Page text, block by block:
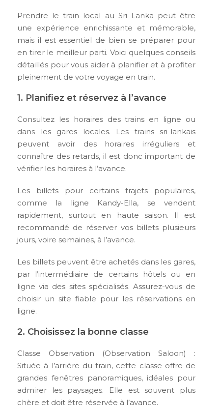
Prendre le train local au Sri Lanka peut être
une expérience enrichissante et mémorable,
mais il est essentiel de bien se préparer pour
en tirer le meilleur parti. Voici quelques conseils
détaillés pour vous aider à planifier et à profiter
pleinement de votre voyage en train.
1. Planifiez et réservez à l’avance
Consultez les horaires des trains en ligne ou
dans les gares locales. Les trains sri-lankais
peuvent avoir des horaires irréguliers et
connaître des retards, il est donc important de
vérifier les horaires à l’avance.
Les billets pour certains trajets populaires,
comme la ligne Kandy-Ella, se vendent
rapidement, surtout en haute saison. Il est
recommandé de réserver vos billets plusieurs
jours, voire semaines, à l’avance.
Les billets peuvent être achetés dans les gares,
par l’intermédiaire de certains hôtels ou en
ligne via des sites spécialisés. Assurez-vous de
choisir un site fiable pour les réservations en
ligne.
2. Choisissez la bonne classe
Classe Observation (Observation Saloon) :
Située à l’arrière du train, cette classe offre de
grandes fenêtres panoramiques, idéales pour
admirer les paysages. Elle est souvent plus
chère et doit être réservée à l’avance.